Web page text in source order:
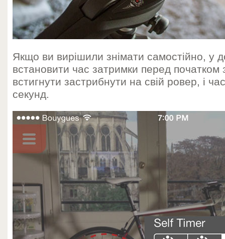
Якщо ви вирішили знімати самостійно, у
встановити час затримки перед
встигнути застрибнути на свій ровер, і
секунд.